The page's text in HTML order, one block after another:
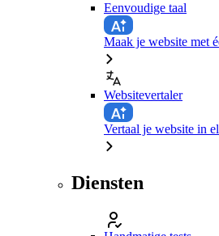
Eenvoudige taal
Maak je website met
Websitevertaler
Vertaal je website in
Diensten